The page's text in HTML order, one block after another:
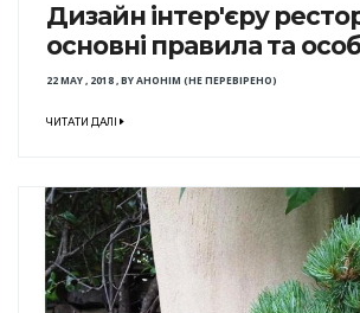
Дизайн інтер'єру
основні правила та
22 MAY , 2018,BYАНОНІМ (НЕ ПЕРЕВІРЕНО)
ЧИТАТИ ДАЛІ